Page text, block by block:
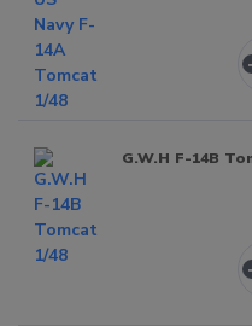
G.W.H F-14B